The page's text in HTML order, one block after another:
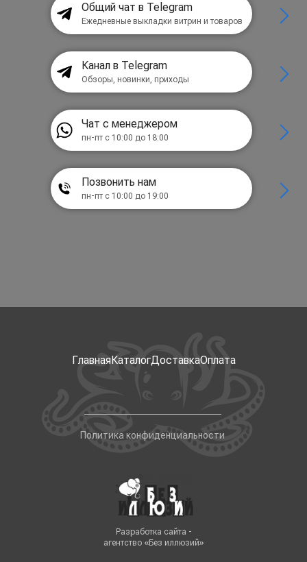
Общий чат в Telegram
Ежедневные выкладки витрин и товаров
Канал в Telegram
Обзоры, новинки, приходы
Чат с менеджером
пн-пт с 10:00 до 18:00
Позвонить нам
пн-пт с 10:00 до 19:00
ГлавнаяКаталогДоставкаОплата
Политика конфиденциальности
Разработка сайта -
агентство «Без иллюзий»